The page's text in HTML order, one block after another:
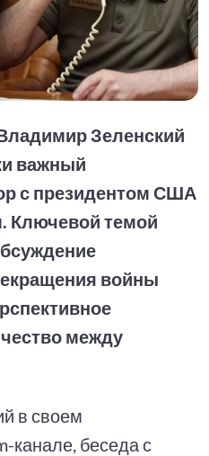
Зеленский
важный
с президентом США
Ключевой темой
войны
между
в своем
канале, беседа с